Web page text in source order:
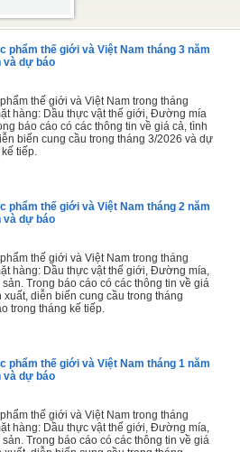
phẩm thế giới và Việt Nam tháng 3 năm
và dự báo
thế giới và Việt Nam trong tháng
hàng: Dầu thực vật thế giới, Đường mía
báo cáo có các thông tin về giá cả, tình
biến cung cầu trong tháng 3/2026 và dự
tiếp.
phẩm thế giới và Việt Nam tháng 2 năm
và dự báo
thế giới và Việt Nam trong tháng
hàng: Dầu thực vật thế giới, Đường mía,
Trong báo cáo có các thông tin về giá
xuất, diễn biến cung cầu trong tháng
trong tháng kế tiếp.
phẩm thế giới và Việt Nam tháng 1 năm
và dự báo
thế giới và Việt Nam trong tháng
hàng: Dầu thực vật thế giới, Đường mía,
Trong báo cáo có các thông tin về giá